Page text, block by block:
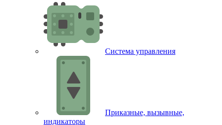
Система управления
Приказные, вызывные,
индикаторы